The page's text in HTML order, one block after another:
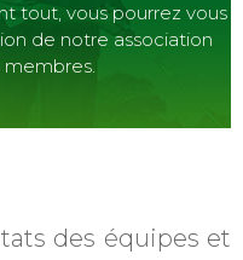
tout, vous pourrez vous
de notre association
membres.
des équipes et